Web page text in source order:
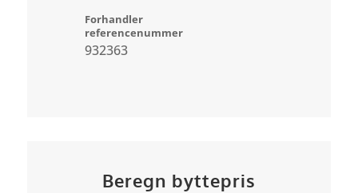
Forhandler
referencenummer
932363
Beregn byttepris